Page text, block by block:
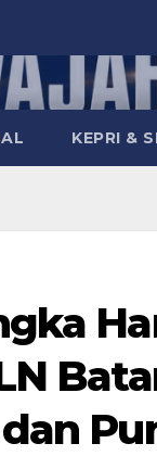
KEPRI &